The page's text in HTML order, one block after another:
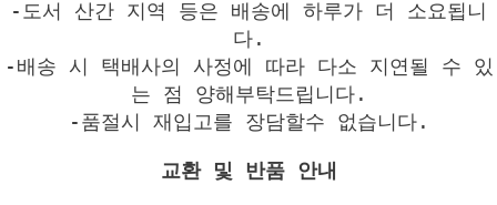
-도서 산간 지역 등은 배송에 하루가 더 소요됩니
다.
-배송 시 택배사의 사정에 따라 다소 지연될 수 있
는 점 양해부탁드립니다.
-품절시 재입고를 장담할수 없습니다.
교환 및 반품 안내